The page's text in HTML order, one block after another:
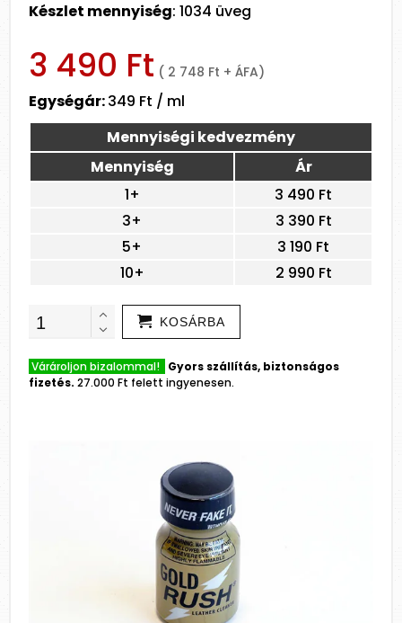
Készlet mennyiség: 1034 üveg
3 490 Ft ( 2 748 Ft + ÁFA)
Egységár:349 Ft / ml
Mennyiségi kedvezmény
Mennyiség
Ár
1+
3 490 Ft
3+
3 390 Ft
5+
3 190 Ft
10+
2 990 Ft
KOSÁRBA
Várároljon bizalommal! Gyors szállítás, biztonságos
fizetés. 27.000 Ft felett ingyenesen.